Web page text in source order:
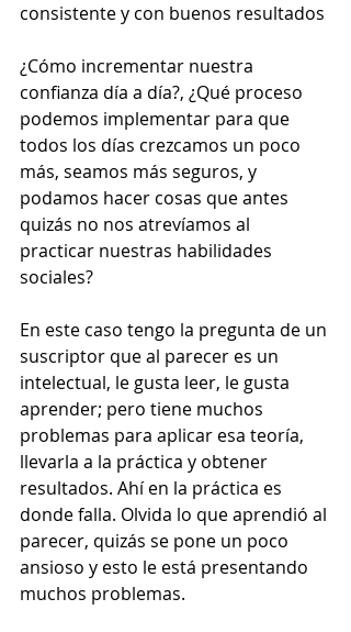
consistente y con buenos resultados
¿Cómo incrementar nuestra
confianza día a día?, ¿Qué proceso
podemos implementar para que
todos los días crezcamos un poco
más, seamos más seguros, y
podamos hacer cosas que antes
quizás no nos atrevíamos al
practicar nuestras habilidades
sociales?
En este caso tengo la pregunta de un
suscriptor que al parecer es un
intelectual, le gusta leer, le gusta
aprender; pero tiene muchos
problemas para aplicar esa teoría,
llevarla a la práctica y obtener
resultados. Ahí en la práctica es
donde falla. Olvida lo que aprendió al
parecer, quizás se pone un poco
ansioso y esto le está presentando
muchos problemas.